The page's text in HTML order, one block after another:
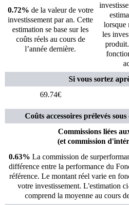
0.72% de la valeur de votre
investissement par an. Cette
estimation se base sur les
coûts réels au cours de
l’année dernière.
lorsque
les
Si vous sortez
69.74€
Coûts accessoires prélevés
Commissions liées
(et commission
0.63% La commission de
différence entre la performance du
référence. Le montant réel varie en
votre investissement. L'estimation
comprend la moyenne au cours